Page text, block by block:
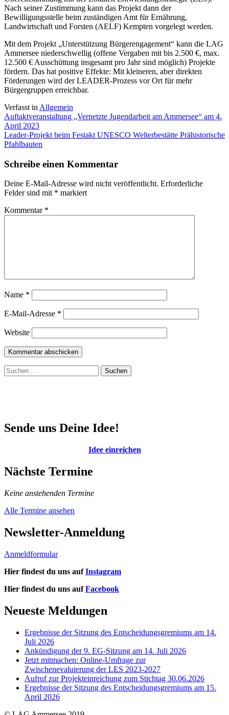
Nach seiner Zustimmung kann das Projekt dann der
Bewilligungsstelle beim zuständigen Amt für Ernährung,
Landwirtschaft und Forsten (AELF) Kempten vorgelegt werden.
Mit dem Projekt „Unterstützung Bürgerengagement“ kann die LAG
Ammersee niederschwellig (offene Vergaben mit bis 2.500 €, max.
12.500 € Ausschüttung insgesamt pro Jahr sind möglich) Projekte
fördern. Das hat positive Effekte: Mit kleineren, aber direkten
Förderungen wird der LEADER-Prozess vor Ort für mehr
Bürgergruppen erreichbar.
Verfasst in Allgemein
Beitragsnavigation
Auftaktveranstaltung „Vernetzte Jugendarbeit am Ammersee“ am 4.
April 2023
Leader-Projekt beim Festakt UNESCO Welterbestätte Prähistorische
Pfahlbauten
Schreibe einen Kommentar
Deine E-Mail-Adresse wird nicht veröffentlicht. Erforderliche
Felder sind mit * markiert
Kommentar *
Name *
E-Mail-Adresse *
Website
Suchen
nach:
Sende uns Deine Idee!
Idee einreichen
Nächste Termine
Keine anstehenden Termine
Alle Termine ansehen
Newsletter-Anmeldung
Anmeldformular
Hier findest du uns aufInstagram
Hier findest du uns aufFacebook
Neueste Meldungen
Ergebnisse der Sitzung des Entscheidungsgremiums am 14.
Juli 2026
Ankündigung der 9. EG-Sitzung am 14. Juli 2026
Jetzt mitmachen: Online-Umfrage zur
Zwischenevaluierung der LES 2023-2027
Aufruf zur Projekteinreichung zum Stichtag 30.06.2026
Ergebnisse der Sitzung des Entscheidungsgremiums am 15.
April 2026